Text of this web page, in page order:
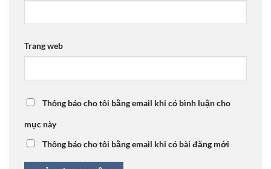
Trang web
Thông báo cho tôi bằng email khi có bình luận cho
mục này
Thông báo cho tôi bằng email khi có bài đăng mới